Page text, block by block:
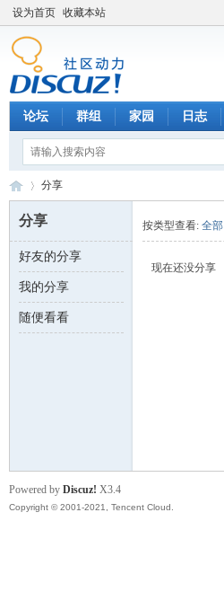
设为首页 收藏本站
论坛 群组 家园 日志
数 ›
分享
分享
好友的分享
我的分享
随便看看
按类型查看: 全部
现在还没分享
Powered by Discuz! X3.4
Copyright © 2001-2021, Tencent Cloud.